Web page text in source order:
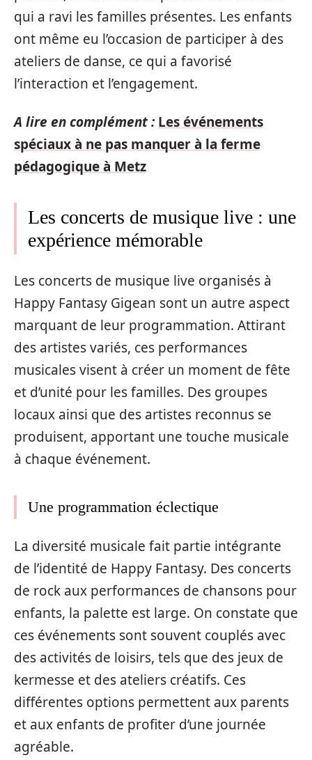
qui a ravi les familles présentes. Les enfants
ont même eu l’occasion de participer à des
ateliers de danse, ce qui a favorisé
l’interaction et l’engagement.
A lire en complément : Les événements
spéciaux à ne pas manquer à la ferme
pédagogique à Metz
Les concerts de musique live : une
expérience mémorable
Les concerts de musique live organisés à
Happy Fantasy Gigean sont un autre aspect
marquant de leur programmation. Attirant
des artistes variés, ces performances
musicales visent à créer un moment de fête
et d’unité pour les familles. Des groupes
locaux ainsi que des artistes reconnus se
produisent, apportant une touche musicale
à chaque événement.
Une programmation éclectique
La diversité musicale fait partie intégrante
de l’identité de Happy Fantasy. Des concerts
de rock aux performances de chansons pour
enfants, la palette est large. On constate que
ces événements sont souvent couplés avec
des activités de loisirs, tels que des jeux de
kermesse et des ateliers créatifs. Ces
différentes options permettent aux parents
et aux enfants de profiter d’une journée
agréable.